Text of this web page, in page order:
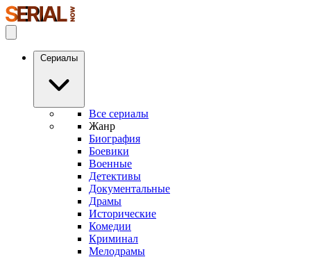
Сериалы
Все сериалы
Жанр
Биография
Боевики
Военные
Детективы
Документальные
Драмы
Исторические
Комедии
Криминал
Мелодрамы